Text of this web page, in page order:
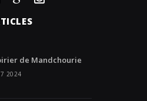
de Mandchourie
2024